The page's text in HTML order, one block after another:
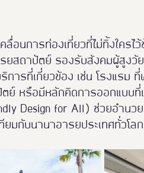
ลื่อนการท่องเที่ยวที่ไม่ทิ้งใคร
ยสถาปัตย์ รองรับสังคมผู้สูงวั
ริการที่เกี่ยวข้อง เช่น โรงแรม
ย์ หรือมีหลักคิดการออกแบบ
Design for All) ช่วยอำนว
ยมกับนานาอารยประเทศทั่วโลก